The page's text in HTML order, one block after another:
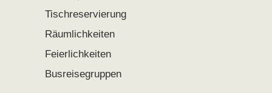
Tischreservierung
Räumlichkeiten
Feierlichkeiten
Busreisegruppen